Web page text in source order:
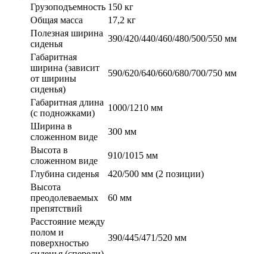
Грузоподъемность 150 кг
Общая масса
17,2 кг
Полезная ширина
сиденья
390/420/440/460/480/500/550 мм
Габаритная
ширина (зависит
от ширины
сиденья)
590/620/640/660/680/700/750 мм
Габаритная длина
(с подножками)
1000/1210 мм
Ширина в
сложенном виде
300 мм
Высота в
сложенном виде
910/1015 мм
Глубина сиденья
420/500 мм (2 позиции)
Высота
преодолеваемых
препятствий
60 мм
Расстояние между
полом и
поверхностью
390/445/471/520 мм